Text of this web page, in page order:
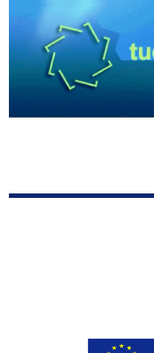
content